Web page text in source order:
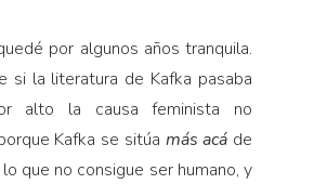
por algunos años tranquila.
si la literatura de Kafka pasaba
alto la causa feminista no
Kafka se sitúa más acá de
que no consigue ser humano, y